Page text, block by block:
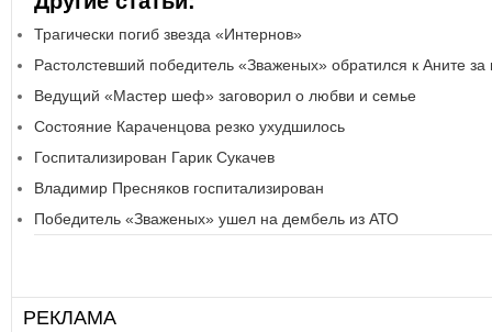
Трагически погиб звезда «Интернов»
Растолстевший победитель «Зваженых» обратился к Аните
Ведущий «Мастер шеф» заговорил о любви и семье
Состояние Караченцова резко ухудшилось
Госпитализирован Гарик Сукачев
Владимир Пресняков госпитализирован
Победитель «Зваженых» ушел на дембель из АТО
РЕКЛАМА